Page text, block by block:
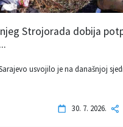
Strojorada dobija
usvojilo je na današnjoj
30. 7. 2026.